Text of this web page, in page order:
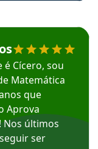
recomenda o Aprova
é Cícero, sou
Matemática
que
Aprova
Nos últimos
ser